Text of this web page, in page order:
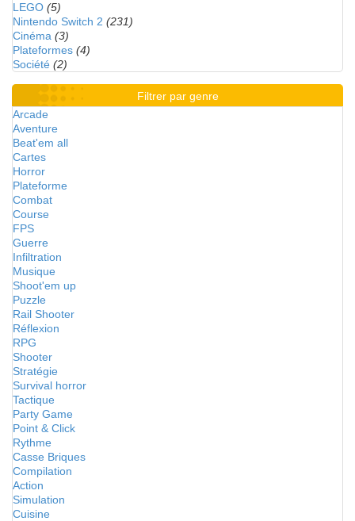
LEGO (5)
Nintendo Switch 2 (231)
Cinéma (3)
Plateformes (4)
Société (2)
Filtrer par genre
Arcade
Aventure
Beat'em all
Cartes
Horror
Plateforme
Combat
Course
FPS
Guerre
Infiltration
Musique
Shoot'em up
Puzzle
Rail Shooter
Réflexion
RPG
Shooter
Stratégie
Survival horror
Tactique
Party Game
Point & Click
Rythme
Casse Briques
Compilation
Action
Simulation
Cuisine